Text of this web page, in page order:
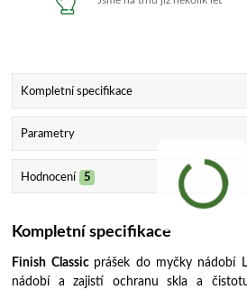
Kompletní specifikace
Parametry
Hodnocení 5
Kompletní specifikace
Finish Classic prášek do myčky nádobí
nádobí a zajistí ochranu skla a